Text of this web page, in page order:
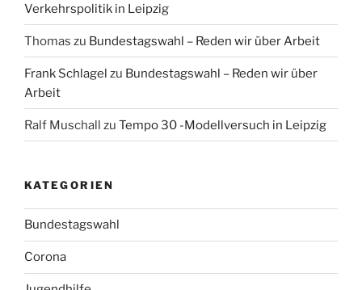
Verkehrspolitik in Leipzig
Thomas zu Bundestagswahl – Reden wir über Arbeit
Frank Schlagel zu Bundestagswahl – Reden wir über
Arbeit
Ralf Muschall zu Tempo 30 -Modellversuch in Leipzig
KATEGORIEN
Bundestagswahl
Corona